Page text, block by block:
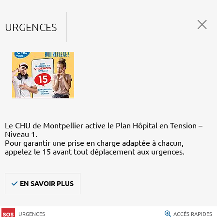
URGENCES
Le CHU de Montpellier active le Plan Hôpital en Tension –
Niveau 1.
Pour garantir une prise en charge adaptée à chacun,
appelez le 15 avant tout déplacement aux urgences.
EN SAVOIR PLUS
URGENCES ACCÈS RAPIDES